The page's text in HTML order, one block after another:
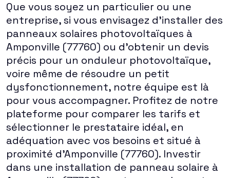
Que vous soyez un particulier ou une
entreprise, si vous envisagez d'installer des
panneaux solaires photovoltaïques à
Amponville (77760) ou d'obtenir un devis
précis pour un onduleur photovoltaïque,
voire même de résoudre un petit
dysfonctionnement, notre équipe est là
pour vous accompagner. Profitez de notre
plateforme pour comparer les tarifs et
sélectionner le prestataire idéal, en
adéquation avec vos besoins et situé à
proximité d'Amponville (77760). Investir
dans une installation de panneau solaire à